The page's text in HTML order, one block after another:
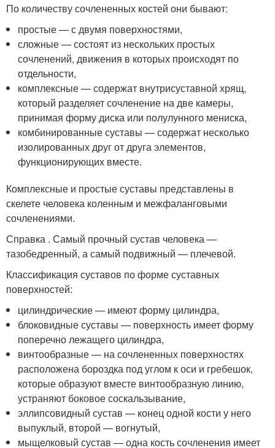
По количеству сочлененных костей они бывают:
простые — с двумя поверхностями,
сложные — состоят из нескольких простых
сочленений, движения в которых происходят по
отдельности,
комплексные — содержат внутрисуставной хрящ,
который разделяет сочленение на две камеры,
принимая форму диска или полулунного мениска,
комбинированные суставы — содержат несколько
изолированных друг от друга элементов,
функционирующих вместе.
Комплексные и простые суставы представлены в
скелете человека коленным и межфаланговыми
сочленениями.
Справка . Самый прочный сустав человека —
тазобедренный, а самый подвижный — плечевой.
Классификация суставов по форме суставных
поверхностей:
цилиндрические — имеют форму цилиндра,
блоковидные суставы — поверхность имеет форму
поперечно лежащего цилиндра,
винтообразные — на сочлененных поверхностях
расположена бороздка под углом к оси и гребешок,
которые образуют вместе винтообразную линию,
устраняют боковое соскальзывание,
эллипсовидный сустав — конец одной кости у него
выпуклый, второй — вогнутый,
мыщелковый сустав — одна кость сочленения имеет